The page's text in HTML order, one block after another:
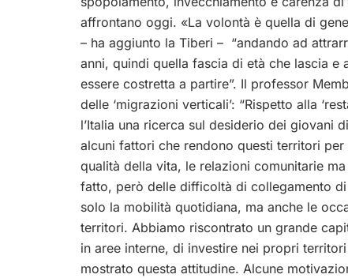
affrontano oggi. «La volontà è quella di
– ha aggiunto la Tiberi – “andando ad
anni, quindi quella fascia di età che lascia e
essere costretta a partire”. Il professor
delle ‘migrazioni verticali’: “Rispetto alla
l’Italia una ricerca sul desiderio dei giovani
alcuni fattori che rendono questi territori
qualità della vita, le relazioni comunitarie
fatto, però delle difficoltà di collegamento
solo la mobilità quotidiana, ma anche le
territori. Abbiamo riscontrato un grande
in aree interne, di investire nei propri
mostrato questa attitudine. Alcune